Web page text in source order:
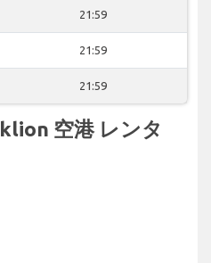
21:59
21:59
21:59
空港 レンタ